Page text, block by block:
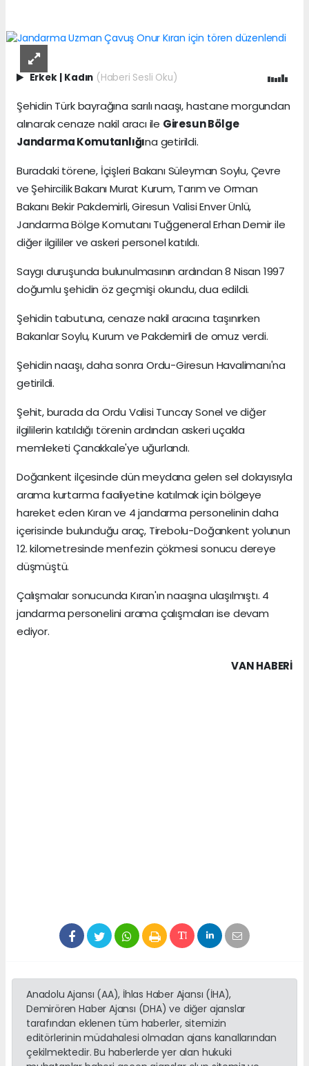
Erkek Kadın (Haberi Sesli Oku)
Şehidin Türk bayrağına sarılı naaşı, hastane morgundan
alınarak cenaze nakil aracı ile Giresun Bölge
Jandarma Komutanlığına getirildi.
Buradaki törene, İçişleri Bakanı Süleyman Soylu, Çevre
ve Şehircilik Bakanı Murat Kurum, Tarım ve Orman
Bakanı Bekir Pakdemirli, Giresun Valisi Enver Ünlü,
Jandarma Bölge Komutanı Tuğgeneral Erhan Demir ile
diğer ilgililer ve askeri personel katıldı.
Saygı duruşunda bulunulmasının ardından 8 Nisan 1997
doğumlu şehidin öz geçmişi okundu, dua edildi.
Şehidin tabutuna, cenaze nakil aracına taşınırken
Bakanlar Soylu, Kurum ve Pakdemirli de omuz verdi.
Şehidin naaşı, daha sonra Ordu-Giresun Havalimanı'na
getirildi.
Şehit, burada da Ordu Valisi Tuncay Sonel ve diğer
ilgililerin katıldığı törenin ardından askeri uçakla
memleketi Çanakkale'ye uğurlandı.
Doğankent ilçesinde dün meydana gelen sel dolayısıyla
arama kurtarma faaliyetine katılmak için bölgeye
hareket eden Kıran ve 4 jandarma personelinin daha
içerisinde bulunduğu araç, Tirebolu-Doğankent yolunun
12. kilometresinde menfezin çökmesi sonucu dereye
düşmüştü.
Çalışmalar sonucunda Kıran'ın naaşına ulaşılmıştı. 4
jandarma personelini arama çalışmaları ise devam
ediyor.
VAN HABERİ
Anadolu Ajansı (AA), İhlas Haber Ajansı (İHA),
Demirören Haber Ajansı (DHA) ve diğer ajanslar
tarafından eklenen tüm haberler, sitemizin
editörlerinin müdahalesi olmadan ajans kanallarından
çekilmektedir. Bu haberlerde yer alan hukuki